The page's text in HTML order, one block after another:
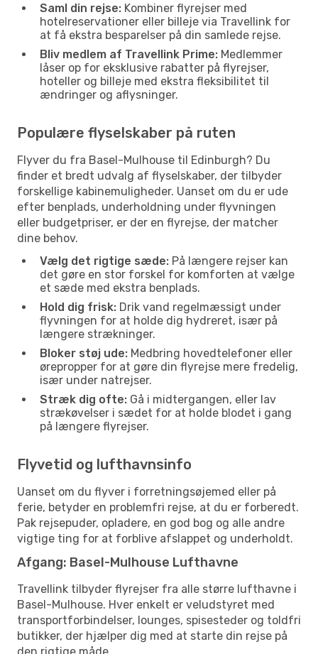
Saml din rejse: Kombiner flyrejser med
hotelreservationer eller billeje via Travellink for
at få ekstra besparelser på din samlede rejse.
Bliv medlem af Travellink Prime: Medlemmer
låser op for eksklusive rabatter på flyrejser,
hoteller og billeje med ekstra fleksibilitet til
ændringer og aflysninger.
Populære flyselskaber på ruten
Flyver du fra Basel-Mulhouse til Edinburgh? Du
finder et bredt udvalg af flyselskaber, der tilbyder
forskellige kabinemuligheder. Uanset om du er ude
efter benplads, underholdning under flyvningen
eller budgetpriser, er der en flyrejse, der matcher
dine behov.
Vælg det rigtige sæde: På længere rejser kan
det gøre en stor forskel for komforten at vælge
et sæde med ekstra benplads.
Hold dig frisk: Drik vand regelmæssigt under
flyvningen for at holde dig hydreret, især på
længere strækninger.
Bloker støj ude: Medbring hovedtelefoner eller
ørepropper for at gøre din flyrejse mere fredelig,
især under natrejser.
Stræk dig ofte: Gå i midtergangen, eller lav
strækøvelser i sædet for at holde blodet i gang
på længere flyrejser.
Flyvetid og lufthavnsinfo
Uanset om du flyver i forretningsøjemed eller på
ferie, betyder en problemfri rejse, at du er forberedt.
Pak rejsepuder, opladere, en god bog og alle andre
vigtige ting for at forblive afslappet og underholdt.
Afgang: Basel-Mulhouse Lufthavne
Travellink tilbyder flyrejser fra alle større lufthavne i
Basel-Mulhouse. Hver enkelt er veludstyret med
transportforbindelser, lounges, spisesteder og toldfri
butikker, der hjælper dig med at starte din rejse på